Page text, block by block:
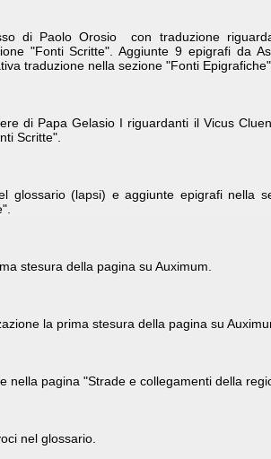
di Paolo Orosio con traduzione
"Fonti Scritte". Aggiunte 9 epigrafi da
traduzione nella sezione "Fonti
di Papa Gelasio I riguardanti il Vicus
Scritte".
glossario (lapsi) e aggiunte epigrafi nella
stesura della pagina su Auximum.
la prima stesura della pagina su
nella pagina "Strade e collegamenti della
nel glossario.